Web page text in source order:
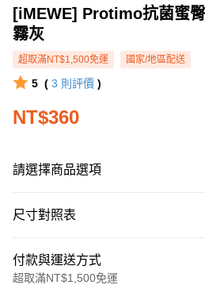
[iMEWE] Protimo抗菌蜜
霧灰
超取滿NT$1,500免運 國家/地區配送
5 ( 3 則評價 )
NT$360
請選擇商品選項
尺寸對照表
付款與運送方式
超取滿NT$1,500免運